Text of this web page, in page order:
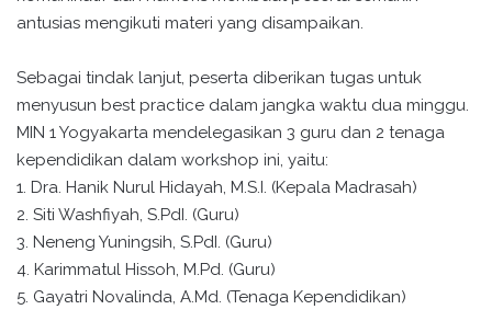
antusias mengikuti materi yang disampaikan.
Sebagai tindak lanjut, peserta diberikan tugas untuk
menyusun best practice dalam jangka waktu dua minggu.
MIN 1 Yogyakarta mendelegasikan 3 guru dan 2 tenaga
kependidikan dalam workshop ini, yaitu:
1. Dra. Hanik Nurul Hidayah, M.S.I. (Kepala Madrasah)
2. Siti Washfiyah, S.PdI. (Guru)
3. Neneng Yuningsih, S.PdI. (Guru)
4. Karimmatul Hissoh, M.Pd. (Guru)
5. Gayatri Novalinda, A.Md. (Tenaga Kependidikan)